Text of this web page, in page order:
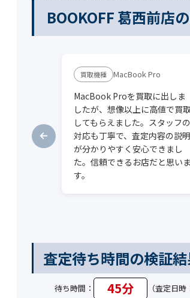
BOOKOFF 葛西前店
MacBook Pro
MacBook Proを買取に出しま
したが、想像以上に高値で買
してもらえました。スタッフの
対応も丁寧で、査定内容の説明
が分かりやすく安心できまし
た。信頼できるお店だと思いま
す。
査定待ち時間の検証
待ち時間： 45分 （査定日